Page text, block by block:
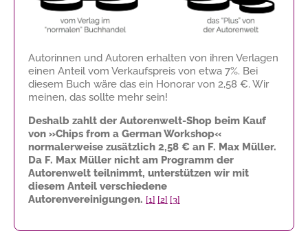
Autorinnen und Autoren erhalten von ihren Verlagen
einen Anteil vom Verkaufspreis von etwa 7%. Bei
diesem Buch wäre das ein Honorar von 2,58 €. Wir
meinen, das sollte mehr sein!
Deshalb zahlt der Autorenwelt-Shop beim Kauf
von »Chips from a German Workshop«
normalerweise zusätzlich 2,58 € an F. Max Müller.
Da F. Max Müller nicht am Programm der
Autorenwelt teilnimmt, unterstützen wir mit
diesem Anteil verschiedene
Autorenvereinigungen. [1] [2] [3]